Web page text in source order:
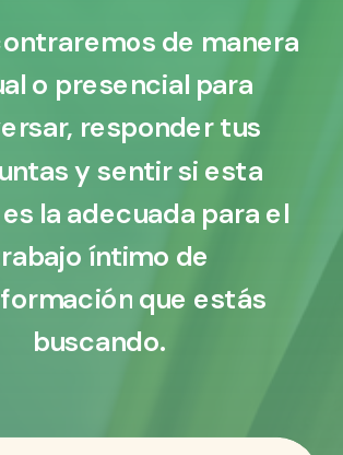
de manera
o presencial para
responder tus
y sentir si esta
la adecuada para el
íntimo de
que estás
buscando.